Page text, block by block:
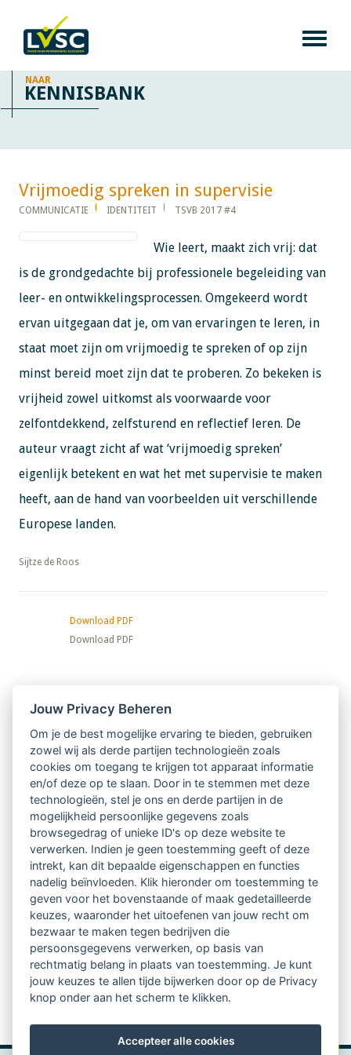
NAAR
KENNISBANK
Vrijmoedig spreken in supervisie​​​​​​
COMMUNICATIE IDENTITEIT TSVB 2017 #4
Wie leert, maakt zich vrij: dat
is de grondgedachte bij professionele begeleiding van
leer- en ontwikkelingsprocessen. Omgekeerd wordt
ervan uitgegaan dat je, om van ervaringen te leren, in
staat moet zijn om vrijmoedig te spreken of op zijn
minst bereid moet zijn dat te proberen. Zo bekeken is
vrijheid zowel uitkomst als voorwaarde voor
zelfontdekkend, zelfsturend en reflectief leren. De
auteur vraagt zicht af wat ‘vrijmoedig spreken’
eigenlijk betekent en wat het met supervisie te maken
heeft, aan de hand van voorbeelden uit verschillende
Europese landen.
​​​​​​​Sijtze de Roos
Download PDF
Download PDF
Nieuwsbrief
Ontvang 10 x per jaar de LVSC-
relatienieuwsbrief met o.a.:
vrij toegankelijke TsvB-artikelen
nieuws op het vlak van professioneel
begeleiden
informatie over LVSC-activiteiten
Aanmelden nieuwsbrief
Jouw Privacy Beheren
Om je de best mogelijke ervaring te bieden, gebruiken
zowel wij als derde partijen technologieën zoals
cookies om toegang te krijgen tot apparaat informatie
en/of deze op te slaan. Door in te stemmen met deze
technologieën, stel je ons en derde partijen in de
mogelijkheid persoonlijke gegevens zoals
browsegedrag of unieke ID's op deze website te
verwerken. Indien je geen toestemming geeft of deze
intrekt, kan dit bepaalde eigenschappen en functies
nadelig beïnvloeden. Klik hieronder om toestemming te
geven voor het bovenstaande of maak gedetailleerde
keuzes, waaronder het uitoefenen van jouw recht om
bezwaar te maken tegen bedrijven die
persoonsgegevens verwerken, op basis van
rechtmatig belang in plaats van toestemming. Je kunt
jouw keuzes te allen tijde bijwerken door op de Privacy
knop onder aan het scherm te klikken.
Accepteer alle cookies